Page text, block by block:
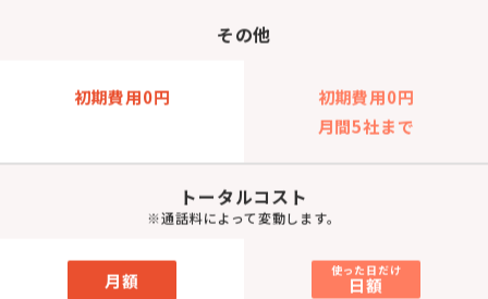
その他
初期費用0円
初期費用0円
月間5社まで
トータルコスト
※通話料によって変動します。
月額 使った日だけ
日額